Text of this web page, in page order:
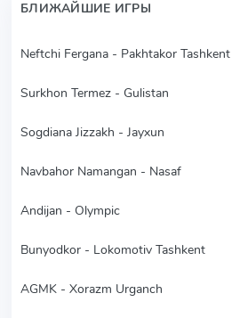
БЛИЖАЙШИЕ ИГРЫ
Neftchi Fergana - Pakhtakor Tashkent
Surkhon Termez - Gulistan
Sogdiana Jizzakh - Jayxun
Navbahor Namangan - Nasaf
Andijan - Olympic
Bunyodkor - Lokomotiv Tashkent
AGMK - Xorazm Urganch